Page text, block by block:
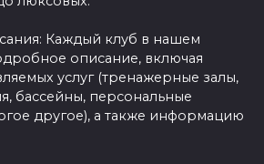
Каждый клуб в нашем
описание, включая
услуг (тренажерные залы,
бассейны, персональные
другое), а также информацию